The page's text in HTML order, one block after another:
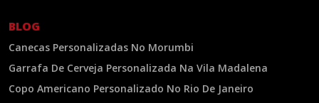
BLOG
Canecas Personalizadas No Morumbi
Garrafa De Cerveja Personalizada Na Vila Madalena
Copo Americano Personalizado No Rio De Janeiro